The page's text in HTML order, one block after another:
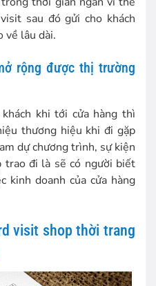
sau đó gửi cho khách
về lâu dài.
rộng được thị trường
khi tới cửa hàng thì
thương hiệu khi đi gặp
dự chương trình, sự kiện
trao đi là sẽ có người biết
kinh doanh của cửa hàng
visit shop thời trang